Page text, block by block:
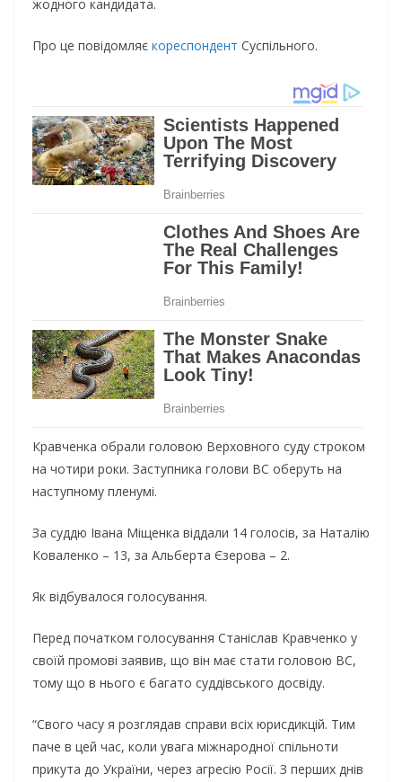
жодного кандидата.
Про це повідомляє кореспондент Суспільного.
Кравченка обрали головою Верховного суду строком
на чотири роки. Заступника голови ВС оберуть на
наступному пленумі.
За суддю Івана Міщенка віддали 14 голосів, за Наталію
Коваленко – 13, за Альберта Єзерова – 2.
Як відбувалося голосування.
Перед початком голосування Станіслав Кравченко у
своїй промові заявив, що він має стати головою ВС,
тому що в нього є багато суддівського досвіду.
“Свого часу я розглядав справи всіх юрисдикцій. Тим
паче в цей час, коли увага міжнародної спільноти
прикута до України, через агресію Росії. З перших днів